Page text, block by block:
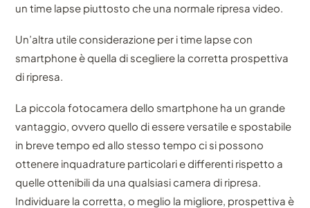
un time lapse piuttosto che una normale ripresa video.
Un’altra utile considerazione per i time lapse con
smartphone è quella di scegliere la corretta prospettiva
di ripresa.
La piccola fotocamera dello smartphone ha un grande
vantaggio, ovvero quello di essere versatile e spostabile
in breve tempo ed allo stesso tempo ci si possono
ottenere inquadrature particolari e differenti rispetto a
quelle ottenibili da una qualsiasi camera di ripresa.
Individuare la corretta, o meglio la migliore, prospettiva è